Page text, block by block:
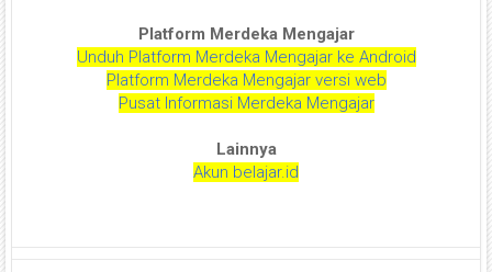
Platform Merdeka Mengajar
Unduh Platform Merdeka Mengajar ke Android
Platform Merdeka Mengajar versi web
Pusat Informasi Merdeka Mengajar
Lainnya
Akun belajar.id